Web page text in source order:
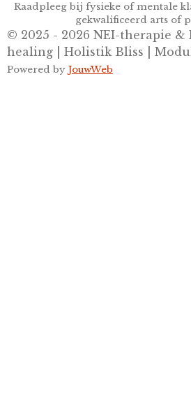
Raadpleeg bij fysieke of mentale
gekwalificeerd arts of
© 2025 - 2026 NEI-therapie &
healing | Holistik Bliss |
Powered by JouwWeb